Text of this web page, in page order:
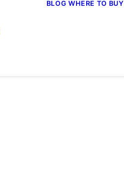
BLOG WHERE TO BUY